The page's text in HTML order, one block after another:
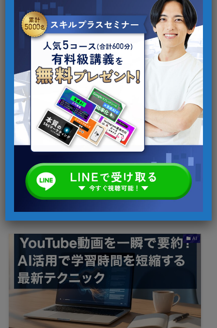
2025年最新版！AI資格の選び方と取得メリットを完
全ガイド
2025年11月18日
Claude（クロード）AI活用術！文章作成から要約ま
で仕事が劇的に変わる6つの使い方
AI